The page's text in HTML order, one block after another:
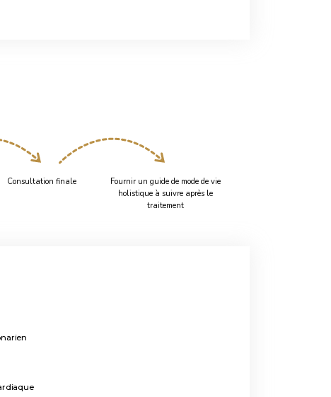
Consultation finale
Fournir un guide de mode de vie
holistique à suivre après le
traitement